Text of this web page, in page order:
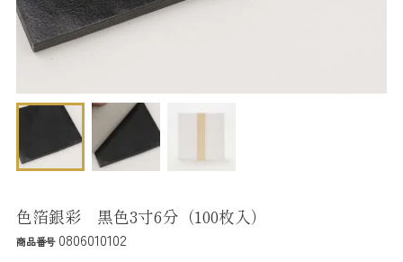
色箔銀彩 黒色3寸6分（100枚入）
商品番号 0806010102